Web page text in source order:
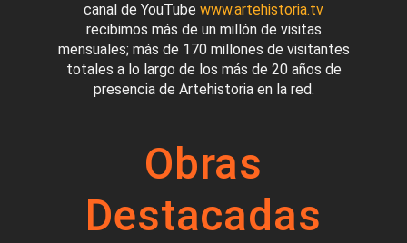
canal de YouTube www.artehistoria.tv
recibimos más de un millón de visitas
mensuales; más de 170 millones de visitantes
totales a lo largo de los más de 20 años de
presencia de Artehistoria en la red.
Obras
Destacadas